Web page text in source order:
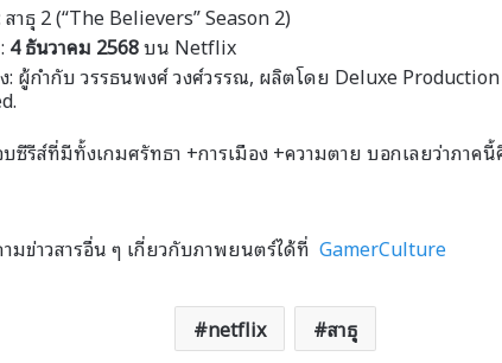
สาธุ 2 (“The Believers” Season 2)
4 ธันวาคม 2568บน Netflix
: ผู้กำกับ วรรธนพงศ์ วงศ์วรรณ, ผลิตโดย Deluxe
ซีรีส์ที่มีทั้งเกมศรัทธา +การเมือง +ความตาย บอกเลยว่าภาค
มข่าวสารอื่น ๆ เกี่ยวกับภาพยนตร์ได้ที่ GamerCulture
netflix สาธุ